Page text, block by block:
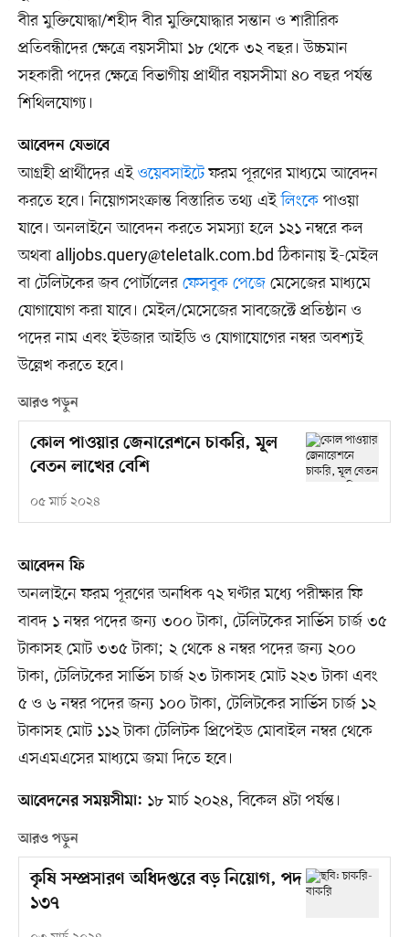
বীর মুক্তিযোদ্ধা/শহীদ বীর মুক্তিযোদ্ধার সন্তান ও শারীরিক
প্রতিবন্ধীদের ক্ষেত্রে বয়সসীমা ১৮ থেকে ৩২ বছর। উচ্চমান
সহকারী পদের ক্ষেত্রে বিভাগীয় প্রার্থীর বয়সসীমা ৪০ বছর পর্যন্ত
শিথিলযোগ্য।
আবেদন যেভাবে
আগ্রহী প্রার্থীদের এইওয়েবসাইটেফরম পূরণের মাধ্যমে আবেদন
করতে হবে। নিয়োগসংক্রান্ত বিস্তারিত তথ্য এইলিংকেপাওয়া
যাবে। অনলাইনে আবেদন করতে সমস্যা হলে ১২১ নম্বরে কল
অথবা alljobs.query@teletalk.com.bd ঠিকানায় ই-মেইল
বা টেলিটকের জব পোর্টালের ফেসবুক পেজেমেসেজের মাধ্যমে
যোগাযোগ করা যাবে। মেইল/মেসেজের সাবজেক্টে প্রতিষ্ঠান ও
পদের নাম এবং ইউজার আইডি ও যোগাযোগের নম্বর অবশ্যই
উল্লেখ করতে হবে।
আরও পড়ুন
কোল পাওয়ার জেনারেশনে চাকরি, মূল
বেতন লাখের বেশি
০৫ মার্চ ২০২৪
আবেদন ফি
অনলাইনে ফরম পূরণের অনধিক ৭২ ঘণ্টার মধ্যে পরীক্ষার ফি
বাবদ ১ নম্বর পদের জন্য ৩০০ টাকা, টেলিটকের সার্ভিস চার্জ ৩৫
টাকাসহ মোট ৩৩৫ টাকা; ২ থেকে ৪ নম্বর পদের জন্য ২০০
টাকা, টেলিটকের সার্ভিস চার্জ ২৩ টাকাসহ মোট ২২৩ টাকা এবং
৫ ও ৬ নম্বর পদের জন্য ১০০ টাকা, টেলিটকের সার্ভিস চার্জ ১২
টাকাসহ মোট ১১২ টাকা টেলিটক প্রিপেইড মোবাইল নম্বর থেকে
এসএমএসের মাধ্যমে জমা দিতে হবে।
আবেদনের সময়সীমা: ১৮ মার্চ ২০২৪, বিকেল ৪টা পর্যন্ত।
আরও পড়ুন
কৃষি সম্প্রসারণ অধিদপ্তরে বড় নিয়োগ, পদ
১৩৭